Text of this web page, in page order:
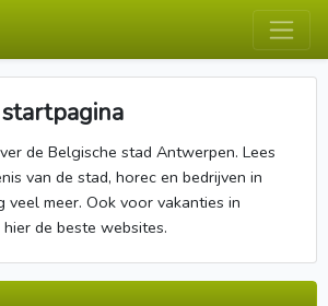
de Belgische stad Antwerpen. Lees
van de stad, horec en bedrijven in
meer. Ook voor vakanties in
de beste websites.